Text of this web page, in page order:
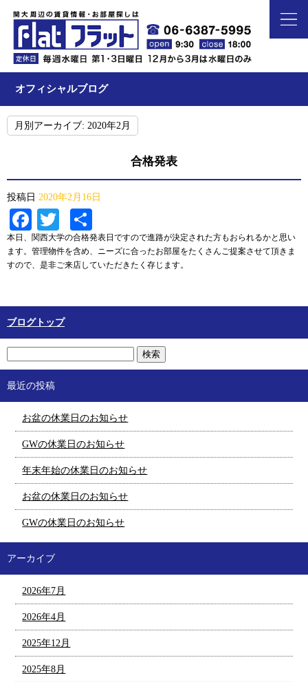
オフィシャルブログ
月別アーカイブ: 2020年2月
合格発表
投稿日 2020年2月16日
Facebook
Twitter
有
本日、関西大学の合格発表日ですので進路が決定された方もおられるかと思い
ます。管理物件を含め、ニーズに合ったお部屋をたくさんご提案させて頂きま
すので、是非ご来店していただきたく存じます。
ブログトップ
最近の投稿
お盆の休業日のお知らせ
GWの休業日のお知らせ
年末年始の休業日のお知らせ
お盆の休業日のお知らせ
GWの休業日のお知らせ
アーカイブ
2026年7月
2026年4月
2025年12月
2025年8月